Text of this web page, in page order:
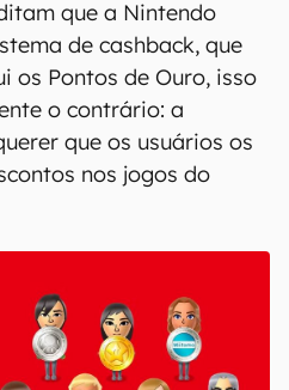
que a Nintendo
de cashback, que
os Pontos de Ouro, isso
o contrário: a
que os usuários os
nos jogos do